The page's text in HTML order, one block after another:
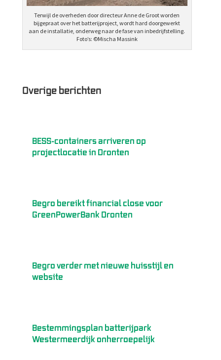
Terwijl de overheden door directeur Anne de Groot worden
bijgepraat over het batterijproject, wordt hard doorgewerkt
aan de installatie, onderweg naar de fase van inbedrijfstelling.
Foto’s: ©Mischa Massink
Overige berichten
BESS-containers arriveren op
projectlocatie in Dronten
Begro bereikt financial close voor
GreenPowerBank Dronten
Begro verder met nieuwe huisstijl en
website
Bestemmingsplan batterijpark
Westermeerdijk onherroepelijk